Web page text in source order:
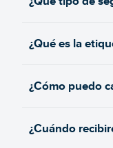
¿Qué es la
¿Cómo puedo
¿Cuándo